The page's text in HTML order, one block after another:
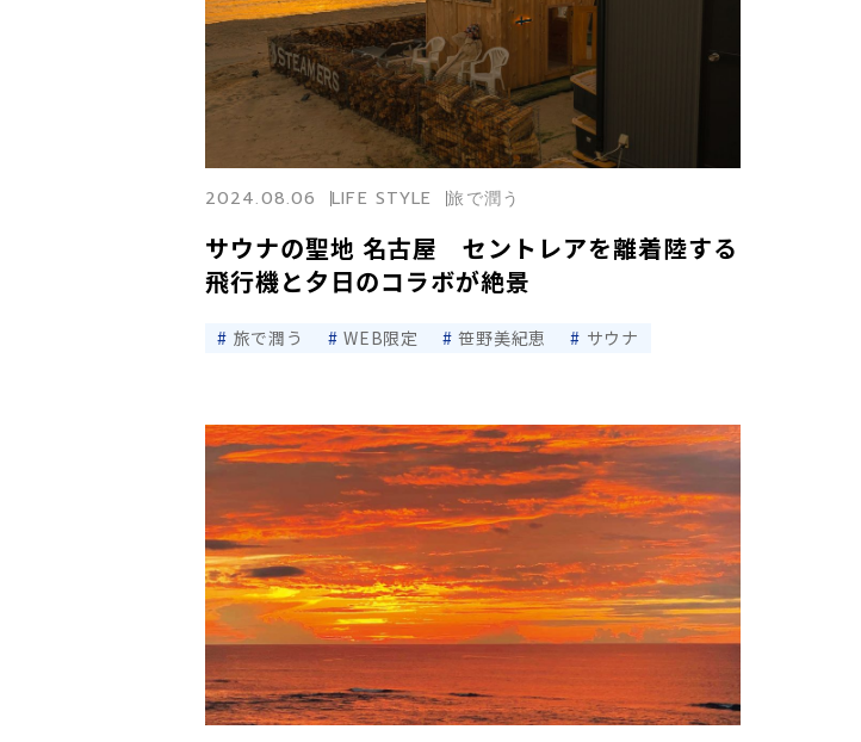
サウナの聖地 名古屋 セントレアを離着陸する
飛行機と夕日のコラボが絶景
2024.08.06 LIFE STYLE 旅で潤う
旅で潤う WEB限定 笹野美紀恵 サウナ